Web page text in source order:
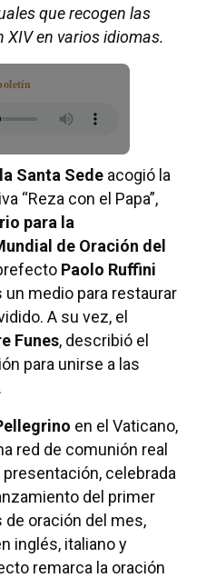
que recogen las
XIV en varios idiomas.
Santa Sedeacogió la
“Reza con el Papa”,
para la
de Oración del
Paolo Ruffini
medio para restaurar
A su vez, el
Funes, describió el
para unirse a las
en el Vaticano,
red de comunión real
presentación, celebrada
del primer
oración del mes,
inglés, italiano y
remarca la oración